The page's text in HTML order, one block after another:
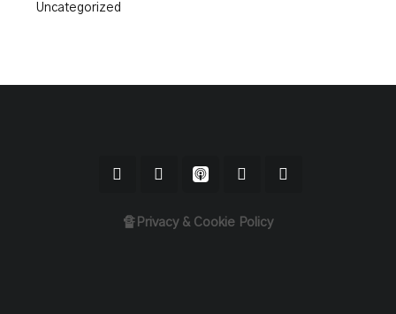
Uncategorized
🔏Privacy & Cookie Policy